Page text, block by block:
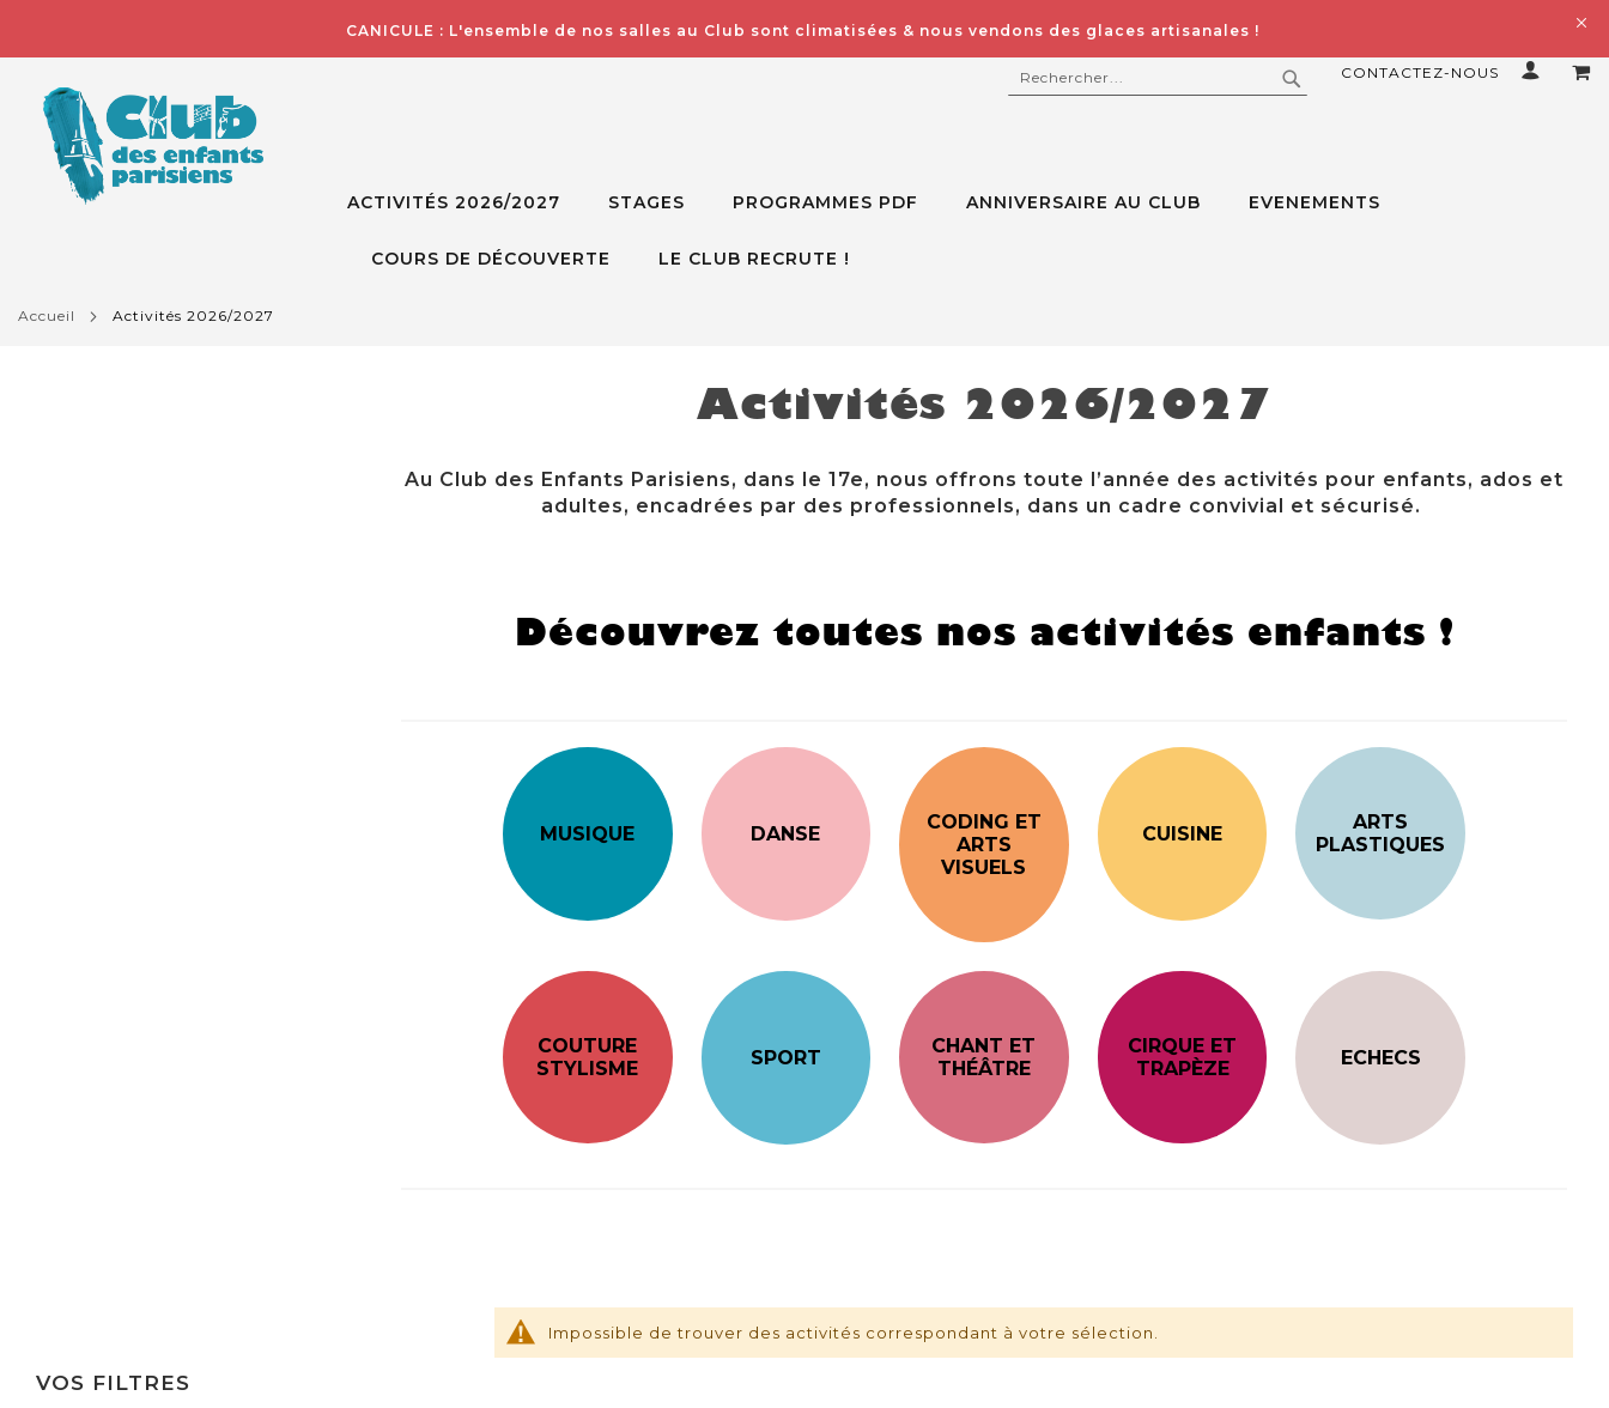
CANICULE : L'ensemble de nos salles au Club sont climatisées & nous vendons des glaces artisanales !
CONTACTEZ-NOUS
RECHERCHER
ACTIVITÉS 2026/2027 STAGES PROGRAMMES PDF ANNIVERSAIRE AU CLUB EVENEMENTS
COURS DE DÉCOUVERTE LE CLUB RECRUTE !
accueil activités 2026/2027
Activités 2026/2027
Au Club des Enfants Parisiens, dans le 17e, nous offrons toute l’année des activités pour enfants, ados et
adultes, encadrées par des professionnels, dans un cadre convivial et sécurisé.
Découvrez toutes nos activités enfants !
MUSIQUE DANSE
CODING ET
ARTS
VISUELS
CUISINE
ARTS
PLASTIQUES
COUTURE
STYLISME
SPORT
CHANT ET
THÉÂTRE
CIRQUE ET
TRAPÈZE
ECHECS
Impossible de trouver des activités correspondant à votre sélection.
VOS FILTRES